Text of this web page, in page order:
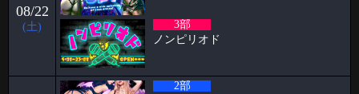
2026-05-04
🥳4月女子抽選🥳
🦋🉐女性様特典🉐🦋 🤩4月の抽選結果🤩 1等 12095 2等 14118 3等
586 当選
2026-04-01
08/22
(土)
3部
ノンピリオド
2部